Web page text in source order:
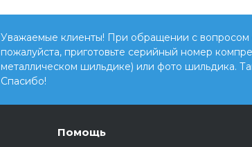
Уважаемые клиенты! При обращении с вопросом
пожалуйста, приготовьте серийный номер
металлическом шильдике) или фото шильдика.
Спасибо!
Помощь